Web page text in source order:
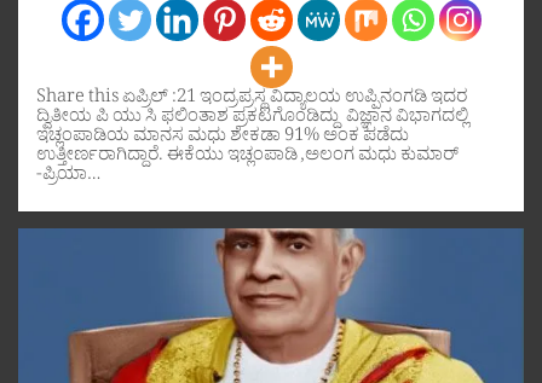
Share this ಏಪ್ರಿಲ್ :21 ಇಂದ್ರಪ್ರಸ್ಥ ವಿದ್ಯಾಲಯ ಉಪ್ಪಿನಂಗಡಿ ಇದರ
ದ್ವಿತೀಯ ಪಿ ಯು ಸಿ ಫಲಿಂತಾಶ ಪ್ರಕಟಗೊಂಡಿದ್ದು ವಿಜ್ಞಾನ ವಿಭಾಗದಲ್ಲಿ
ಇಚ್ಲಂಪಾಡಿಯ ಮಾನಸ ಮಧು ಶೇಕಡಾ 91% ಅಂಕ ಪಡೆದು
ಉತ್ತೀರ್ಣರಾಗಿದ್ದಾರೆ. ಈಕೆಯು ಇಚ್ಲಂಪಾಡಿ ,ಅಲಂಗ ಮಧು ಕುಮಾರ್
-ಪ್ರಿಯಾ…